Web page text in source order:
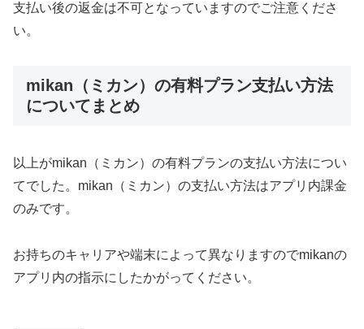
支払い後の返金は不可となっていますのでご注意くださ
い。
mikan（ミカン）の有料プラン支払い方法
についてまとめ
以上がmikan（ミカン）の有料プランの支払い方法につい
てでした。mikan（ミカン）の支払い方法はアプリ内課金
のみです。
お持ちのキャリアや端末によって異なりますのでmikanの
アプリ内の指示にしたかがってください。